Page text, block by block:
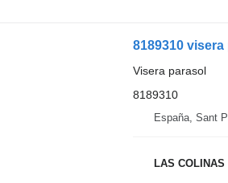
8189310
Visera parasol
8189310
España, Sant
LAS